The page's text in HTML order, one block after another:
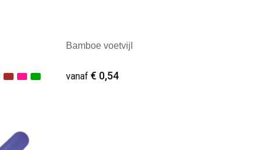
Bamboe voetvijl
vanaf € 0,54